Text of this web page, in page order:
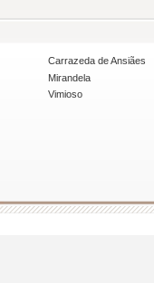
Carrazeda de Ansiães
Mirandela
Vimioso